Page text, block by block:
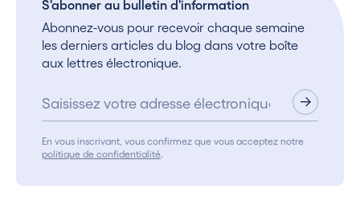
S'abonner au bulletin d'information
Abonnez-vous pour recevoir chaque semaine
les derniers articles du blog dans votre boîte
aux lettres électronique.
En vous inscrivant, vous confirmez que vous acceptez notre
politique de confidentialité